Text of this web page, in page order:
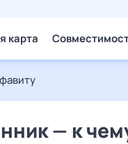
карта
— к